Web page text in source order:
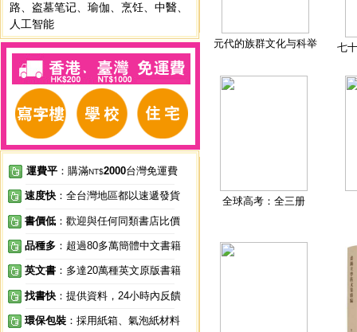
路
盗墓笔记 瑜伽 烹饪 中醫
人工智能
運費平 ：購滿NT$2000台灣免運費
速度快 ：全台灣地區都以速遞發貨
書價低 ：歡迎與任何同類書店比價
品種多 ：超過80多萬簡體中文書籍
英文書 ：多達20萬種英文原版書籍
找書快 ：提供資料，24小時內反饋
環保包裝 ：採用紙箱、氣泡紙材料
元代的族群文化与科举 七
全球高考：全三册